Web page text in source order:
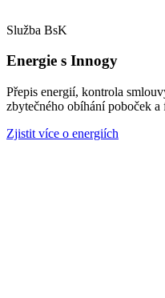
Služba BsK
Energie s Innogy
Přepis energií, kontrola
zbytečného obíhání poboček a
Zjistit více o energiích